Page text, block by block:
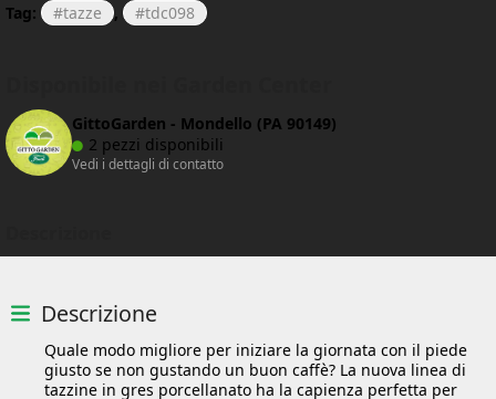
Tag:
tazze , tdc098
GittoGarden - Mondello (PA 90149)
2 pezzi disponibili
Vedi i dettagli di contatto
Descrizione
Quale modo migliore per iniziare la giornata con il piede
giusto se non gustando un buon caffè? La nuova linea di
tazzine in gres porcellanato ha la capienza perfetta per